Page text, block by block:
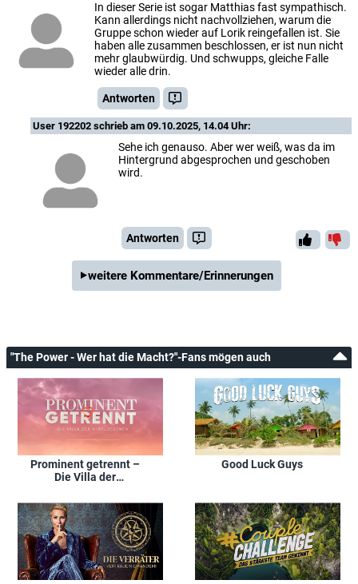
In dieser Serie ist sogar Matthias fast sympathisch.
Kann allerdings nicht nachvollziehen, warum die
Gruppe schon wieder auf Lorik reingefallen ist. Sie
haben alle zusammen beschlossen, er ist nun nicht
mehr glaubwürdig. Und schwupps, gleiche Falle
wieder alle drin.
Antworten
User 192202 schrieb am 09.10.2025, 14.04 Uhr:
Sehe ich genauso. Aber wer weiß, was da im
Hintergrund abgesprochen und geschoben
wird.
Antworten
weitere Kommentare/Erinnerungen
"The Power - Wer hat die Macht?"-Fans mögen auch
Prominent getrennt –
Die Villa der
Good Luck Guys